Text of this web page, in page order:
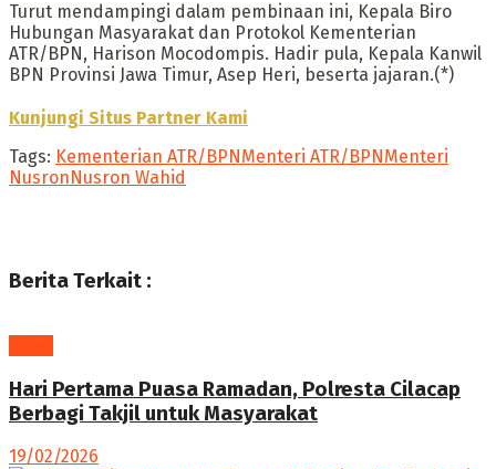
Turut mendampingi dalam pembinaan ini, Kepala Biro
Hubungan Masyarakat dan Protokol Kementerian
ATR/BPN, Harison Mocodompis. Hadir pula, Kepala Kanwil
BPN Provinsi Jawa Timur, Asep Heri, beserta jajaran.(*)
Kunjungi Situs Partner Kami
Tags: Kementerian ATR/BPN Menteri ATR/BPN Menteri
Nusron Nusron Wahid
Berita Terkait :
Hari Pertama Puasa Ramadan, Polresta Cilacap
Berbagi Takjil untuk Masyarakat
19/02/2026